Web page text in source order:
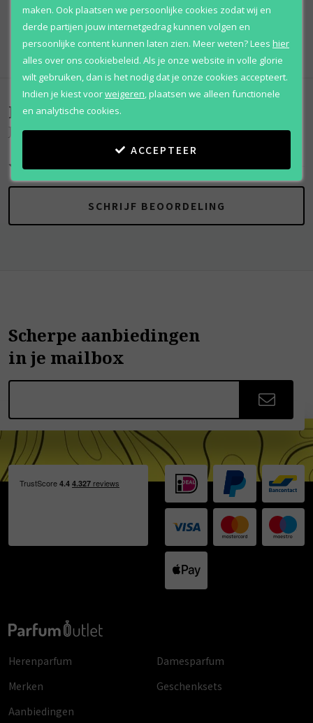
Qshops Keurmerk
Beoordelingen
Just For You
SCHRIJF BEOORDELING
Scherpe aanbiedingen
in je mailbox
Herenparfum
Damesparfum
Merken
Geschenksets
Aanbiedingen
maken. Ook plaatsen we persoonlijke cookies zodat wij en
derde partijen jouw internetgedrag kunnen volgen en
persoonlijke content kunnen laten zien. Meer weten?Lees hier
alles over ons cookiebeleid. Als je onze website in volle glorie
wilt gebruiken, dan is het nodig dat je onze cookies accepteert.
Indien je kiest voorweigeren,plaatsen we alleen functionele
en analytische cookies.
ACCEPTEER